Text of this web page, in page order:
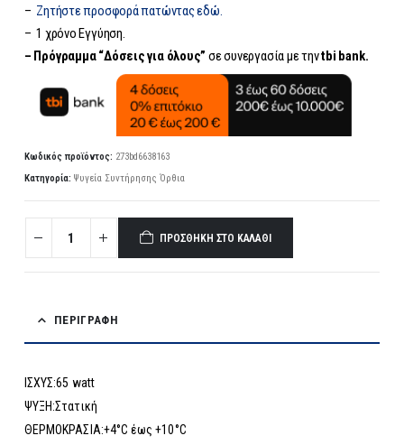
– Ζητήστε προσφορά πατώντας εδώ.
– 1 χρόνο Εγγύηση.
– Πρόγραμμα “Δόσεις για όλους” σε συνεργασία με τηνtbi bank.
Κωδικός προϊόντος: 273bd6638163
Κατηγορία: Ψυγεία Συντήρησης Όρθια
ΠΡΟΣΘΉΚΗ ΣΤΟ ΚΑΛΆΘΙ
ΠΕΡΙΓΡΑΦΉ
ΙΣΧΥΣ:65 watt
ΨΥΞΗ:Στατική
ΘΕΡΜΟΚΡΑΣΙΑ:+4°C έως +10°C